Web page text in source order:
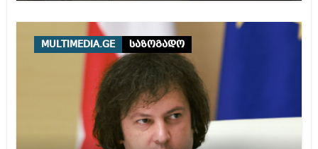
MULTIMEDIA.GE საზოგადო